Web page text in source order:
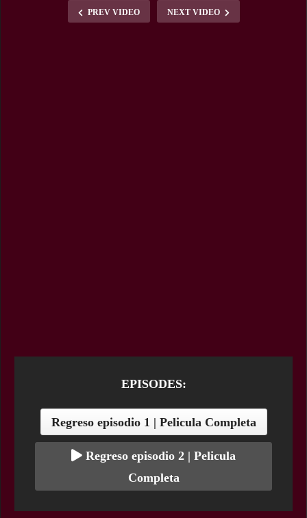
PREV VIDEO NEXT VIDEO
EPISODES:
Regreso episodio 1 | Pelicula Completa
Regreso episodio 2 | Pelicula
Completa